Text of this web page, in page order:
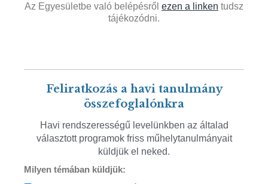
Az Egyesületbe való belépésről ezen a linken tudsz
tájékozódni.
Feliratkozás a havi tanulmány
összefoglalónkra
Havi rendszerességű levelünkben az általad
választott programok friss műhelytanulmányait
küldjük el neked.
Milyen témában küldjük: